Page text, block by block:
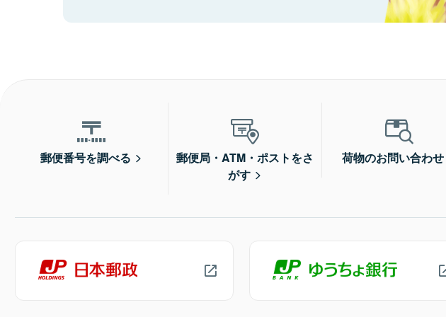
郵便番号を調べる
郵便局・ATM・ポストをさ
がす
荷物のお問い合わせ